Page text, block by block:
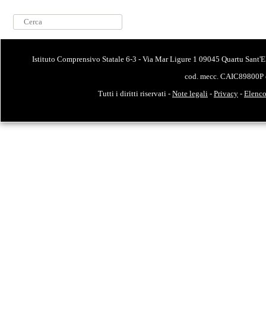
Cerca...
Istituto Comprensivo Statale 6-3 - Via Mar Ligure 1 09045 Quartu
cod. mecc.
Tutti i diritti riservati - Note legali - Privacy -